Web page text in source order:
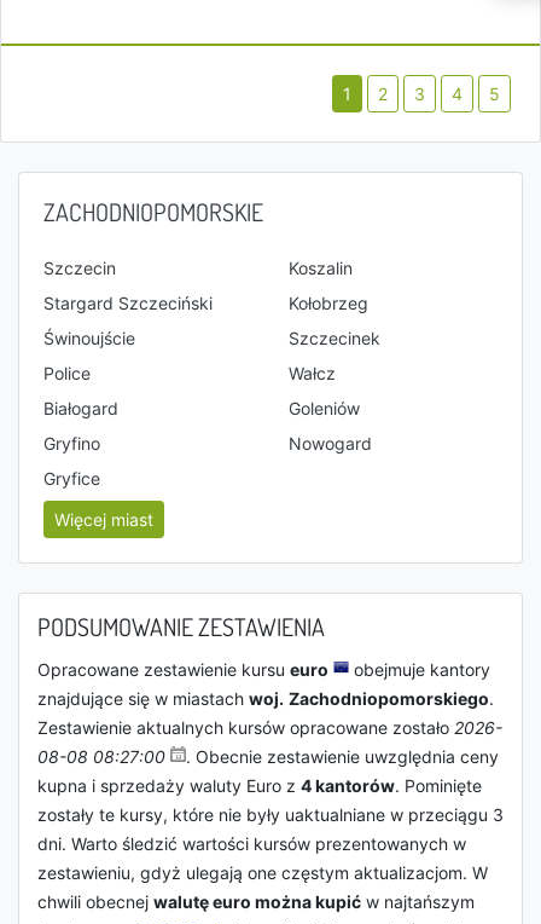
1 2 3 4 5
ZACHODNIOPOMORSKIE
Szczecin
Koszalin
Stargard Szczeciński
Kołobrzeg
Świnoujście
Szczecinek
Police
Wałcz
Białogard
Goleniów
Gryfino
Nowogard
Gryfice
Więcej miast
PODSUMOWANIE ZESTAWIENIA
Opracowane zestawienie kursu euro
obejmuje kantory
znajdujące się w miastach woj. Zachodniopomorskiego.
Zestawienie aktualnych kursów opracowane zostało 2026-
08-08 08:27:00
. Obecnie zestawienie uwzględnia ceny
kupna i sprzedaży waluty Euro z 4 kantorów. Pominięte
zostały te kursy, które nie były uaktualniane w przeciągu 3
dni. Warto śledzić wartości kursów prezentowanych w
zestawieniu, gdyż ulegają one częstym aktualizacjom. W
chwili obecnej walutę euro można kupić w najtańszym